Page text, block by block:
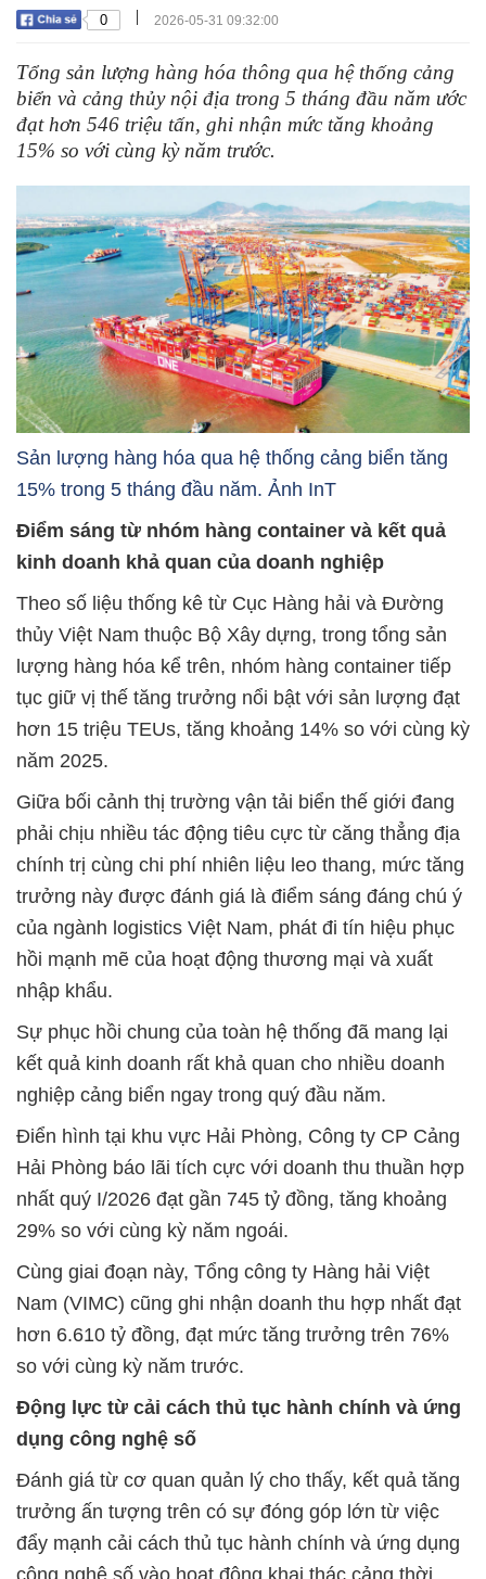
0 | 2026-05-31 09:32:00
Tổng sản lượng hàng hóa thông qua hệ thống cảng
biển và cảng thủy nội địa trong 5 tháng đầu năm ước
đạt hơn 546 triệu tấn, ghi nhận mức tăng khoảng
15% so với cùng kỳ năm trước.
Sản lượng hàng hóa qua hệ thống cảng biển tăng
15% trong 5 tháng đầu năm. Ảnh InT
Điểm sáng từ nhóm hàng container và kết quả
kinh doanh khả quan của doanh nghiệp
Theo số liệu thống kê từ Cục Hàng hải và Đường
thủy Việt Nam thuộc Bộ Xây dựng, trong tổng sản
lượng hàng hóa kể trên, nhóm hàng container tiếp
tục giữ vị thế tăng trưởng nổi bật với sản lượng đạt
hơn 15 triệu TEUs, tăng khoảng 14% so với cùng kỳ
năm 2025.
Giữa bối cảnh thị trường vận tải biển thế giới đang
phải chịu nhiều tác động tiêu cực từ căng thẳng địa
chính trị cùng chi phí nhiên liệu leo thang, mức tăng
trưởng này được đánh giá là điểm sáng đáng chú ý
của ngành logistics Việt Nam, phát đi tín hiệu phục
hồi mạnh mẽ của hoạt động thương mại và xuất
nhập khẩu.
Sự phục hồi chung của toàn hệ thống đã mang lại
kết quả kinh doanh rất khả quan cho nhiều doanh
nghiệp cảng biển ngay trong quý đầu năm.
Điển hình tại khu vực Hải Phòng, Công ty CP Cảng
Hải Phòng báo lãi tích cực với doanh thu thuần hợp
nhất quý I/2026 đạt gần 745 tỷ đồng, tăng khoảng
29% so với cùng kỳ năm ngoái.
Cùng giai đoạn này, Tổng công ty Hàng hải Việt
Nam (VIMC) cũng ghi nhận doanh thu hợp nhất đạt
hơn 6.610 tỷ đồng, đạt mức tăng trưởng trên 76%
so với cùng kỳ năm trước.
Động lực từ cải cách thủ tục hành chính và ứng
dụng công nghệ số
Đánh giá từ cơ quan quản lý cho thấy, kết quả tăng
trưởng ấn tượng trên có sự đóng góp lớn từ việc
đẩy mạnh cải cách thủ tục hành chính và ứng dụng
công nghệ số vào hoạt động khai thác cảng thời